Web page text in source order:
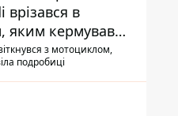
врізався в
яким кермував
хлопчикз мотоциклом,
подробиці